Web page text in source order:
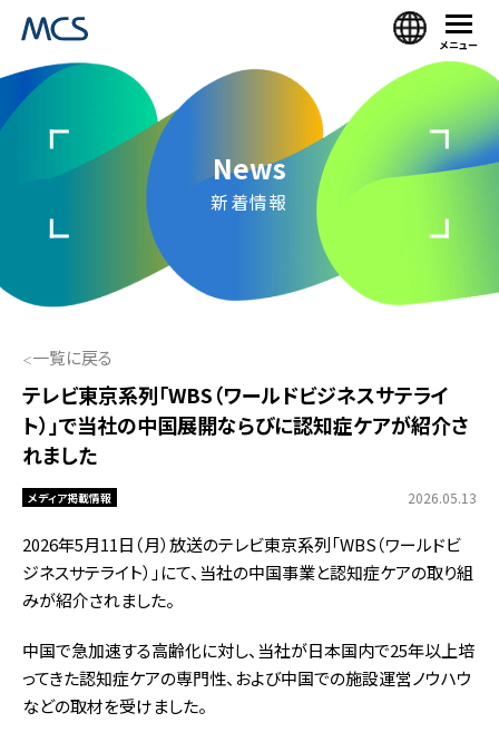
メニュー
News
新着情報
一覧に戻る
テレビ東京系列「WBS（ワールドビジネスサテライ
ト）」で当社の中国展開ならびに認知症ケアが紹介さ
れました
メディア掲載情報 2026.05.13
2026年5月11日（月）放送のテレビ東京系列「WBS（ワールドビ
ジネスサテライト）」にて、当社の中国事業と認知症ケアの取り組
みが紹介されました。
中国で急加速する高齢化に対し、当社が日本国内で25年以上培
ってきた認知症ケアの専門性、および中国での施設運営ノウハウ
などの取材を受けました。